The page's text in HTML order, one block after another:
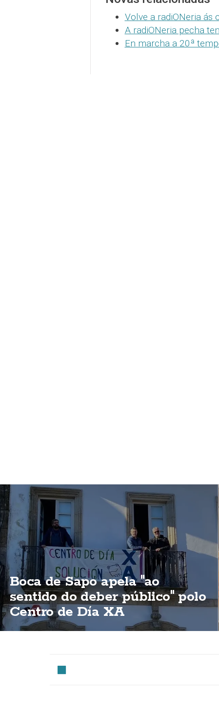
Volve a radiONeria ás
A radiONeria pecha
En marcha a 20ª
Boca de Sapo apela "ao
sentido do deber público" polo
Centro de Día XA